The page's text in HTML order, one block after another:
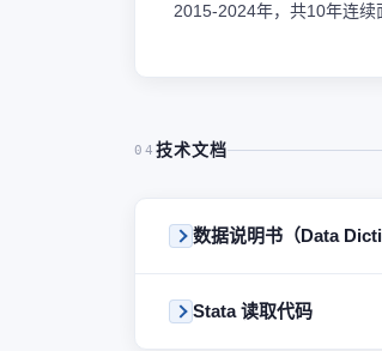
2015-2024年，共10年连续
04 技术文档
数据说明书（Data
Stata 读取代码